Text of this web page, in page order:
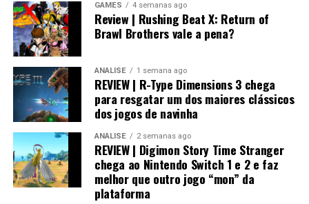
Visualmente, o jogo impressiona bastante.
NoNintendo Switch 2
praticamente não fica devendo em relação às versões de
PlayStation 5 e Xbox, entregando uma experiência
muito próxima dos consoles mais potentes.
GAMES 4 semanas ago
Review | Rushing Beat X: Return of
Brawl Brothers vale a pena?
ANÁLISE 1 semana ago
REVIEW | R-Type Dimensions 3 chega
para resgatar um dos maiores clássicos
dos jogos de navinha
ANÁLISE 2 semanas ago
REVIEW | Digimon Story Time Stranger
chega ao Nintendo Switch 1 e 2 e faz
melhor que outro jogo “mon” da
plataforma